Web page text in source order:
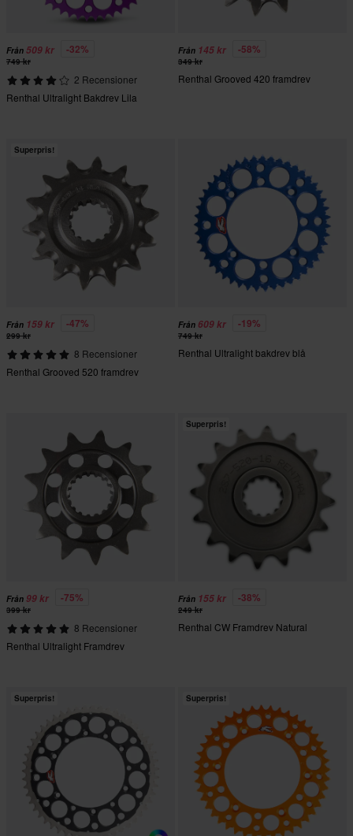
Från 509 kr -32%
749 kr
2 Recensioner
Renthal Ultralight Bakdrev Lila
Från 145 kr -58%
349 kr
Renthal Grooved 420 framdrev
Superpris!
Från 159 kr -47%
299 kr
8 Recensioner
Renthal Grooved 520 framdrev
Från 609 kr -19%
749 kr
Renthal Ultralight bakdrev blå
Från 99 kr -75%
399 kr
8 Recensioner
Renthal Ultralight Framdrev
Superpris!
Från 155 kr -38%
249 kr
Renthal CW Framdrev Natural
Superpris! Superpris!